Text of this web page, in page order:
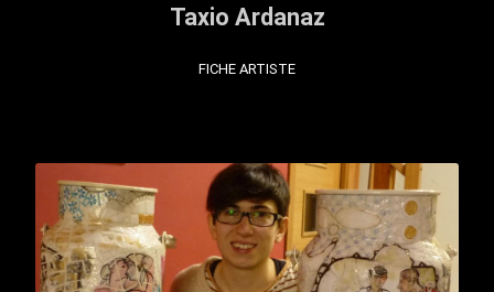
Taxio Ardanaz
FICHE ARTISTE